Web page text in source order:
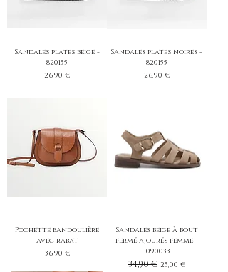
Sandales plates beige -
820155
Prix
26,90 €
Sandales plates noires -
820155
Prix
26,90 €
Pochette bandoulière
avec rabat
Prix
36,90 €
Sandales beige à bout
fermé ajourés femme -
1090033
Prix original
34,90 € Prix promotionnel
25,00 €